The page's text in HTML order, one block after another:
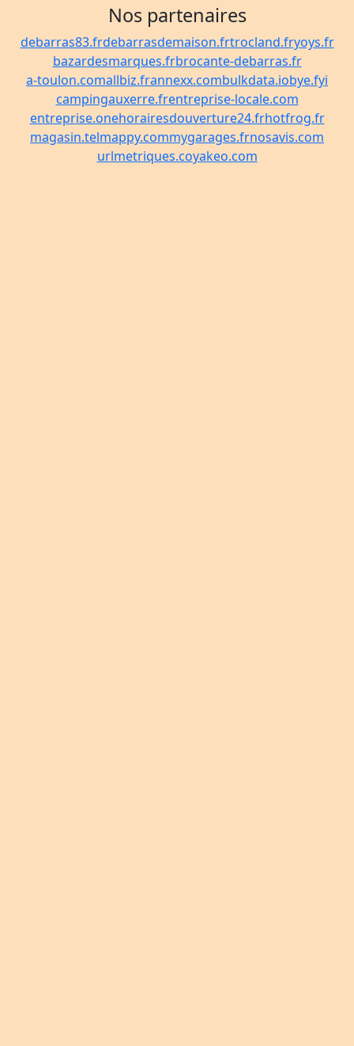
Nos partenaires
debarras83.frdebarrasdemaison.frtrocland.fryoys.fr
bazardesmarques.frbrocante-debarras.fr
a-toulon.comallbiz.frannexx.combulkdata.iobye.fyi
campingauxerre.frentreprise-locale.com
entreprise.onehorairesdouverture24.frhotfrog.fr
magasin.telmappy.commygarages.frnosavis.com
urlmetriques.coyakeo.com